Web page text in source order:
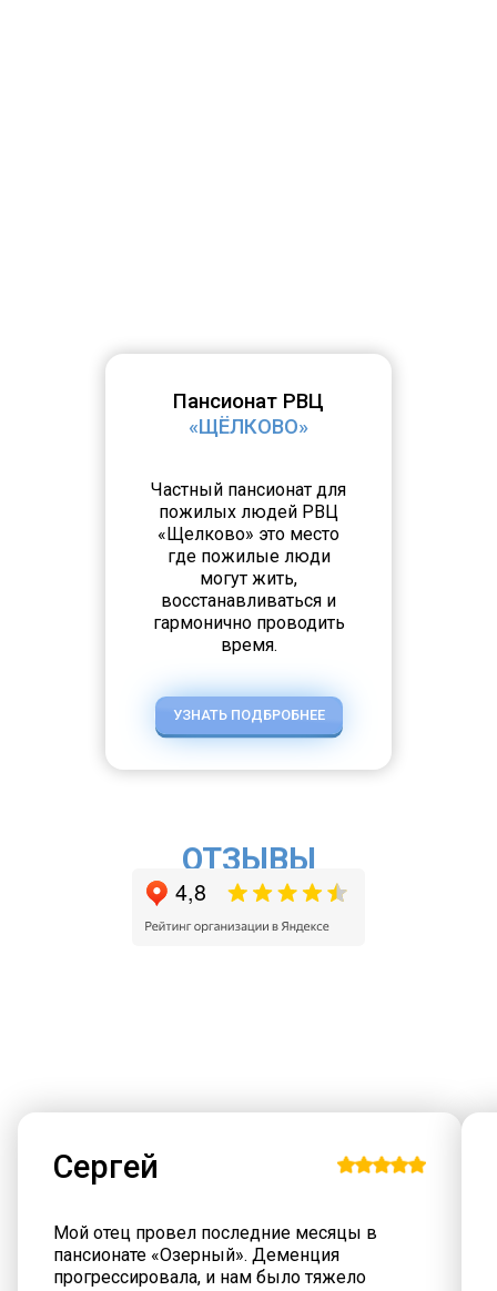
Пансионат РВЦ
«ЩЁЛКОВО»
Частный пансионат для
пожилых людей РВЦ
«Щелково» это место
где пожилые люди
могут жить,
восстанавливаться и
гармонично проводить
время.
УЗНАТЬ ПОДБРОБНЕЕ
ОТЗЫВЫ
Сергей
Мой отец провел последние месяцы в
пансионате «Озерный». Деменция
прогрессировала, и нам было тяжело